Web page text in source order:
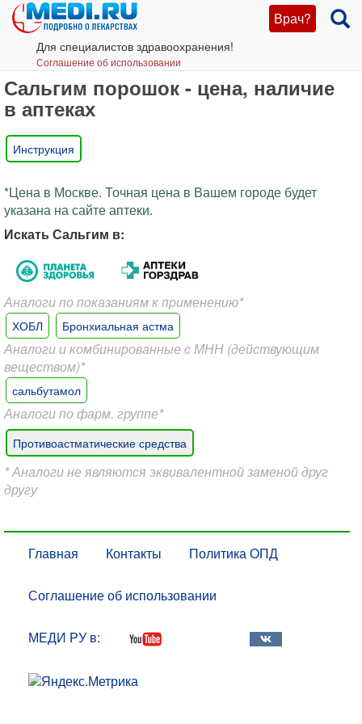
Врач?
Для специалистов здравоохранения!
Соглашение об использовании
Сальгим порошок - цена, наличие
в аптеках
Инструкция
*Цена в Москве. Точная цена в Вашем городе будет
указана на сайте аптеки.
Искать Сальгим в:
Аналоги по показаниям к применению*
ХОБЛ Бронхиальная астма
Аналоги и комбинированные с МНН (действующим
веществом)*
сальбутамол
Аналоги по фарм. группе*
Противоастматические средства
* Аналоги не являются эквивалентной заменой друг
другу
Главная Контакты Политика ОПД
Соглашение об использовании
МЕДИ РУ в: